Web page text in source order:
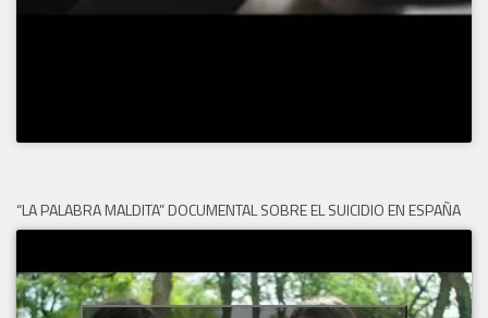
“LA PALABRA MALDITA” DOCUMENTAL SOBRE EL SUICIDIO EN ESPAÑA